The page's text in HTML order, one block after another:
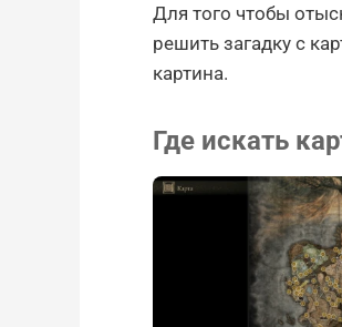
Для того чтобы
решить загадку с
картина.
Где искать